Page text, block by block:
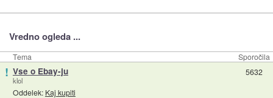
Vredno ogleda ...
Tema Sporočila
! Vse o Ebay-ju
klol
Oddelek: Kaj kupiti
5632